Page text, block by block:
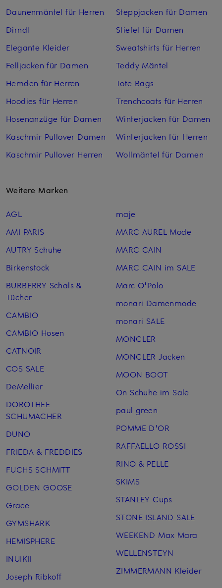
Daunenmäntel für Herren
Dirndl
Elegante Kleider
Felljacken für Damen
Hemden für Herren
Hoodies für Herren
Hosenanzüge für Damen
Kaschmir Pullover Damen
Kaschmir Pullover Herren
Steppjacken für Damen
Stiefel für Damen
Sweatshirts für Herren
Teddy Mäntel
Tote Bags
Trenchcoats für Herren
Winterjacken für Damen
Winterjacken für Herren
Wollmäntel für Damen
Weitere Marken
AGL
AMI PARIS
AUTRY Schuhe
Birkenstock
BURBERRY Schals &
Tücher
CAMBIO
CAMBIO Hosen
CATNOIR
COS SALE
DeMellier
DOROTHEE
SCHUMACHER
DUNO
FRIEDA & FREDDIES
FUCHS SCHMITT
GOLDEN GOOSE
Grace
GYMSHARK
HEMISPHERE
INUIKII
Joseph Ribkoff
maje
MARC AUREL Mode
MARC CAIN
MARC CAIN im SALE
Marc O'Polo
monari Damenmode
monari SALE
MONCLER
MONCLER Jacken
MOON BOOT
On Schuhe im Sale
paul green
POMME D'OR
RAFFAELLO ROSSI
RINO & PELLE
SKIMS
STANLEY Cups
STONE ISLAND SALE
WEEKEND Max Mara
WELLENSTEYN
ZIMMERMANN Kleider